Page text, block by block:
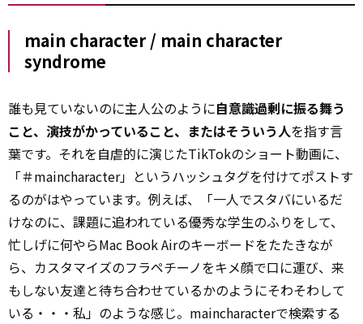
main character / main character
syndrome
誰も見ていないのに主人公のように自意識過剰に振る舞う
こと、演技がかっていること、またはそういう人を指す言
葉です。それを自虐的に演じたTikTokのショート動画に、
「＃maincharacter」というハッシュタグを付けてポストす
るのがはやっています。例えば、「一人でスタバにいるだ
けなのに、課題に追われている優秀な学生のふりをして、
忙しげに何やらMac Book Airのキーボードをたたきなが
ら、カスタマイズのフラペチーノをキメ顔で口に運び、来
もしない友達と待ち合わせているかのようにそわそわして
いる・・・私」のような感じ。maincharacterで検索する